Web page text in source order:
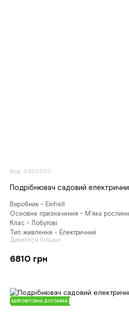
Код: 3430330
Подрібнювач садовий
Виробник - Einhell
Основне призначення - М'яка
Клас - Побутові
Тип живлення - Електричний
Дивитися більше
6810 грн
БЕЗКОШТОВНА ДОСТАВКА